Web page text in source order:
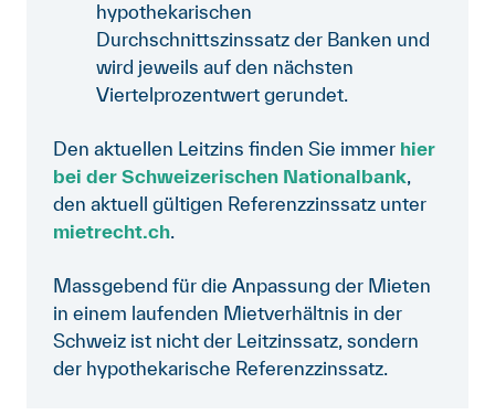
hypothekarischen
Durchschnittszinssatz der Banken und
wird jeweils auf den nächsten
Viertelprozentwert gerundet.
Den aktuellen Leitzins finden Sie immer hier
bei der Schweizerischen Nationalbank,
den aktuell gültigen Referenzzinssatz unter
mietrecht.ch.
Massgebend für die Anpassung der Mieten
in einem laufenden Mietverhältnis in der
Schweiz ist nicht der Leitzinssatz, sondern
der hypothekarische Referenzzinssatz.